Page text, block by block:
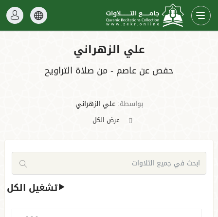
علي الزهراني
حفص عن عاصم - من صلاة التراويح
بواسطة:علي الزهراني
عرض الكل
تشغيل الكل